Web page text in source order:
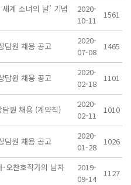
계 소녀의 날’ 기념
2020-
10-11
1561
담원 채용 공고
2020-
07-08
1465
담원 채용 공고
2020-
02-18
1101
원 채용 (계약직)
2020-
02-11
1010
담원 채용 공고
2020-
01-28
1026
오찬호작가의 남자
2019-
09-14
1127